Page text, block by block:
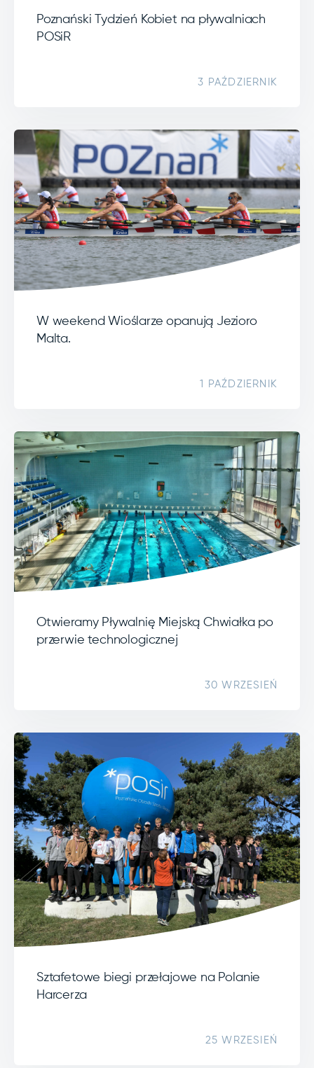
Poznański Tydzień Kobiet na pływalniach
POSiR
3 PAŹDZIERNIK
W weekend Wioślarze opanują Jezioro
Malta.
1 PAŹDZIERNIK
Otwieramy Pływalnię Miejską Chwiałka po
przerwie technologicznej
30 WRZESIEŃ
Sztafetowe biegi przełajowe na Polanie
Harcerza
25 WRZESIEŃ